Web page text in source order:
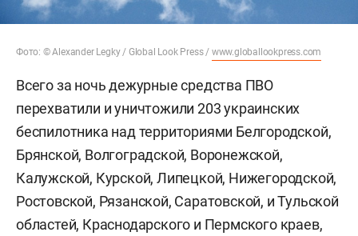
Фото: © Alexander Legky / Global Look Press / www.globallookpress.com
Всего за ночь дежурные средства ПВО
перехватили и уничтожили 203 украинских
беспилотника над территориями Белгородской,
Брянской, Волгоградской, Воронежской,
Калужской, Курской, Липецкой, Нижегородской,
Ростовской, Рязанской, Саратовской, и Тульской
областей, Краснодарского и Пермского краев,